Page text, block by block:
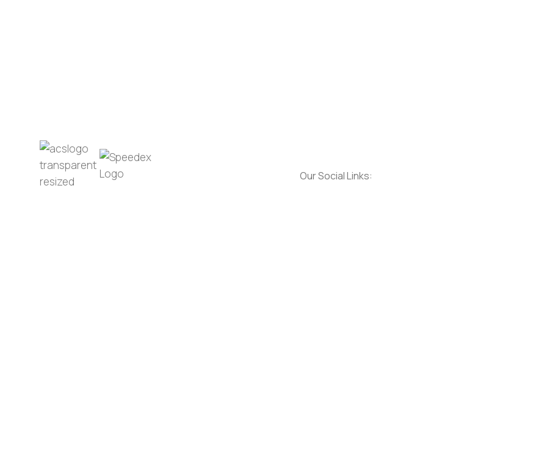
Our Social Links: